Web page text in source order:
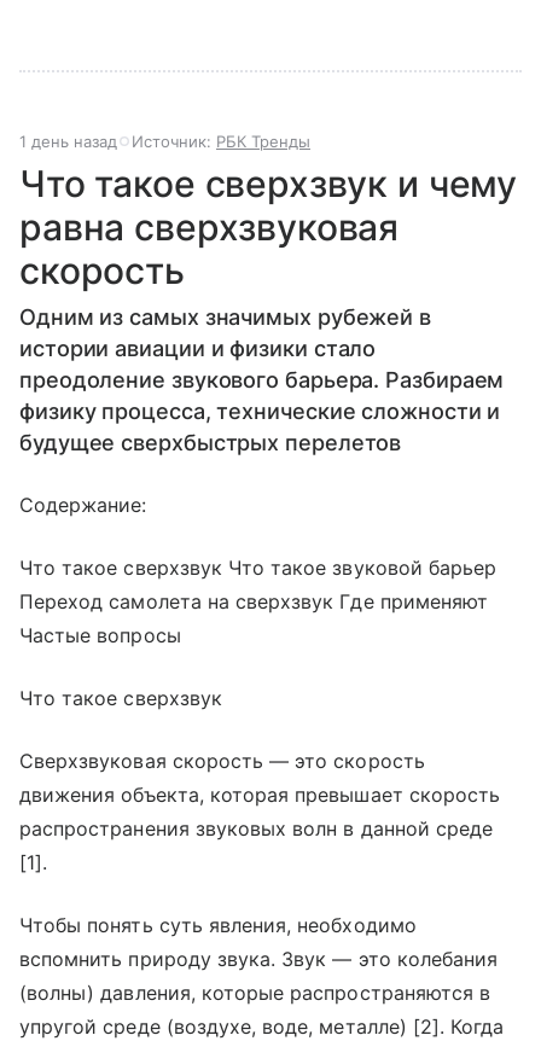
1 день назад Источник: РБК Тренды
Что такое сверхзвук и чему
равна сверхзвуковая
скорость
Одним из самых значимых рубежей в
истории авиации и физики стало
преодоление звукового барьера. Разбираем
физику процесса, технические сложности и
будущее сверхбыстрых перелетов
Содержание:
Что такое сверхзвук Что такое звуковой барьер
Переход самолета на сверхзвук Где применяют
Частые вопросы
Что такое сверхзвук
Сверхзвуковая скорость — это скорость
движения объекта, которая превышает скорость
распространения звуковых волн в данной среде
[1].
Чтобы понять суть явления, необходимо
вспомнить природу звука. Звук — это колебания
(волны) давления, которые распространяются в
упругой среде (воздухе, воде, металле) [2]. Когда